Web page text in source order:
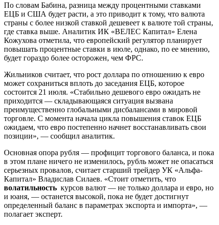
По словам Бабина, разница между процентными ставками
ЕЦБ и США будет расти, а это приводит к тому, что валюта
страны с более низкой ставкой дешевеет к валюте той страны,
где ставка выше. Аналитик ИК «ВЕЛЕС Капитал» Елена
Кожухова отметила, что европейский регулятор планирует
повышать процентные ставки в июле, однако, по ее мнению,
будет гораздо более осторожен, чем ФРС.
Жильников считает, что рост доллара по отношению к евро
может сохраниться вплоть до заседания ЕЦБ, которое
состоится 21 июля. «Стабильно дешевого евро ожидать не
приходится — складывающаяся ситуация вызвана
преимущественно глобальными дисбалансами в мировой
торговле. С момента начала цикла повышения ставок ЕЦБ
ожидаем, что евро постепенно начнет восстанавливать свои
позиции», — сообщил аналитик.
Основная опора рубля — профицит торгового баланса, и пока
в этом плане ничего не изменилось, рубль может не опасаться
серьезных провалов, считает старший трейдер УК «Альфа-
Капитал» Владислав Силаев. «Стоит отметить, что
волатильность курсов валют — не только доллара и евро, но
и юаня, — останется высокой, пока не будет достигнут
определенный баланс в параметрах экспорта и импорта», —
полагает эксперт.